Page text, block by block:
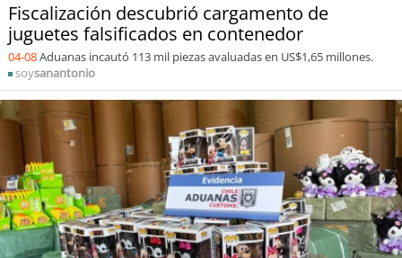
Fiscalización descubrió cargamento de
juguetes falsificados en contenedor
04-08Aduanas incautó 113 mil piezas avaluadas en US$1,65 millones.
soysanantonio